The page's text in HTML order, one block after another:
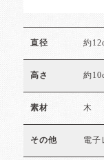
直径 約
高さ 約
素材 木
その他 電子